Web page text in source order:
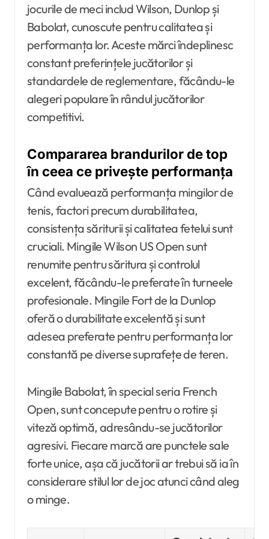
jocurile de meci includ Wilson, Dunlop și
Babolat, cunoscute pentru calitatea și
performanța lor. Aceste mărci îndeplinesc
constant preferințele jucătorilor și
standardele de reglementare, făcându-le
alegeri populare în rândul jucătorilor
competitivi.
Compararea brandurilor de top
în ceea ce privește performanța
Când evaluează performanța mingilor de
tenis, factori precum durabilitatea,
consistența săriturii și calitatea fetelui sunt
cruciali. Mingile Wilson US Open sunt
renumite pentru săritura și controlul
excelent, făcându-le preferate în turneele
profesionale. Mingile Fort de la Dunlop
oferă o durabilitate excelentă și sunt
adesea preferate pentru performanța lor
constantă pe diverse suprafețe de teren.
Mingile Babolat, în special seria French
Open, sunt concepute pentru o rotire și
viteză optimă, adresându-se jucătorilor
agresivi. Fiecare marcă are punctele sale
forte unice, așa că jucătorii ar trebui să ia în
considerare stilul lor de joc atunci când aleg
o minge.